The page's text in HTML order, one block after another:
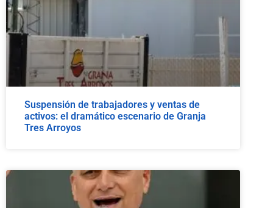
Suspensión de trabajadores y ventas de
activos: el dramático escenario de Granja
Tres Arroyos